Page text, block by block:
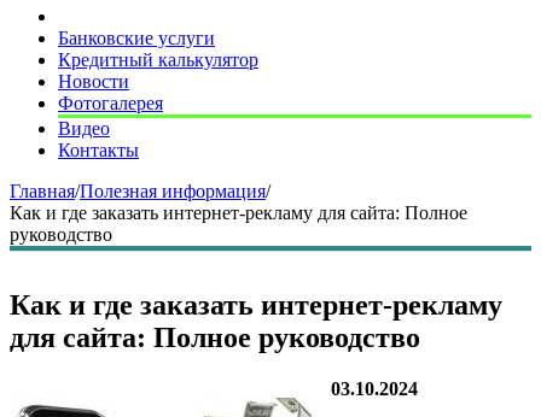
Банковские услуги
Кредитный калькулятор
Новости
Фотогалерея
Видео
Контакты
Главная/Полезная информация/
Как и где заказать интернет-рекламу для сайта: Полное
руководство
Как и где заказать интернет-рекламу
для сайта: Полное руководство
03.10.2024